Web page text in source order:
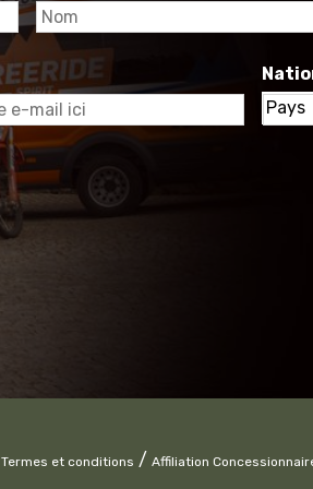
Prénom
Termes et conditions / Affiliation